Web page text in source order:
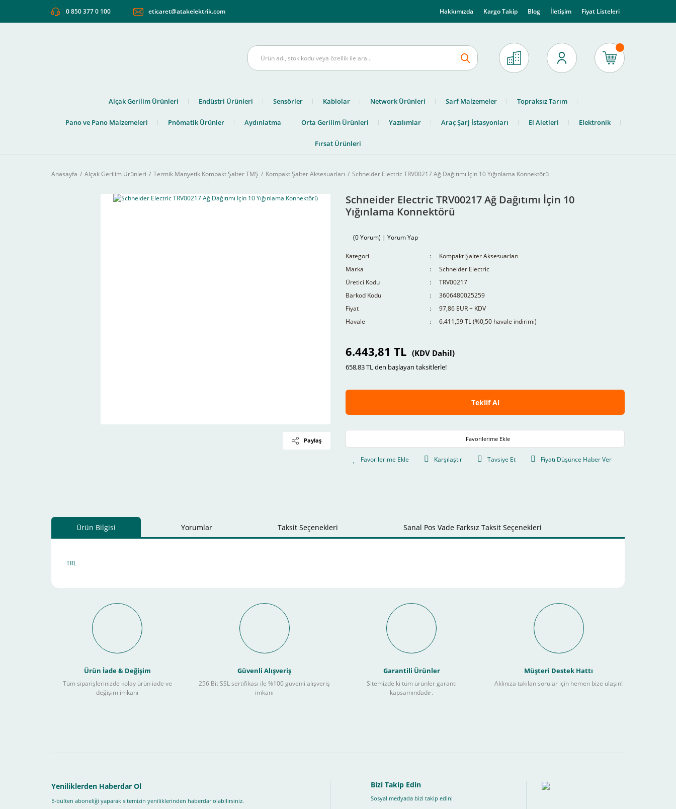
0 850 377 0 100 eticaret@atakelektrik.com Hakkımızda Kargo Takip Blog İletişim Fiyat Listeleri
Alçak Gerilim Ürünleri Endüstri Ürünleri Sensörler Kablolar Network Ürünleri Sarf Malzemeler Topraksız Tarım
Pano ve Pano Malzemeleri Pnömatik Ürünler Aydınlatma Orta Gerilim Ürünleri Yazılımlar Araç Şarj İstasyonları El Aletleri Elektronik
Fırsat Ürünleri
Anasayfa Alçak Gerilim Ürünleri Termik Manyetik Kompakt Şalter TMŞ Kompakt Şalter Aksesuarları Schneider Electric TRV00217 Ağ Dağıtımı İçin 10 Yığınlama Konnektörü
Paylaş
Schneider Electric TRV00217 Ağ Dağıtımı İçin 10
Yığınlama Konnektörü
(0 Yorum) | Yorum Yap
Kategori
Kompakt Şalter Aksesuarları
Marka
Schneider Electric
Üretici Kodu
TRV00217
Barkod Kodu
3606480025259
Fiyat
97,86 EUR + KDV
Havale
6.411,59 TL (%0,50 havale indirimi)
6.443,81 TL (KDV Dahil)
658,83 TL den başlayan taksitlerle!
Teklif Al
Karşılaştır Tavsiye Et Fiyatı Düşünce Haber Ver
Ürün Bilgisi Yorumlar Taksit Seçenekleri Sanal Pos Vade Farksız Taksit Seçenekleri
TRL
Schneider Electric Sanal POS ile Vade Farksız Taksit Ödeme İmkanı Nasıl
Kullanılır ?
Sitemizden yapacağınız tüm alışverişlerde aşağıdaki adımları takip ederek peşin fiyatına 3 Taksit seçenekleri bankaya göre değişebilir
Ürün İade & Değişim
Tüm siparişlerinizde kolay ürün iade ve
değişim imkanı
Güvenli Alışveriş
256 Bit SSL sertifikası ile %100 güvenli alışveriş
imkanı
Garantili Ürünler
Sitemizde ki tüm ürünler garanti
kapsamındadır.
Müşteri Destek Hattı
Aklınıza takılan sorular için hemen bize ulaşın!
Yeniliklerden Haberdar Ol
E-bülten aboneliği yaparak sitemizin yeniliklerinden haberdar olabilirsiniz.
Bizi Takip Edin
Sosyal medyada bizi takip edin!